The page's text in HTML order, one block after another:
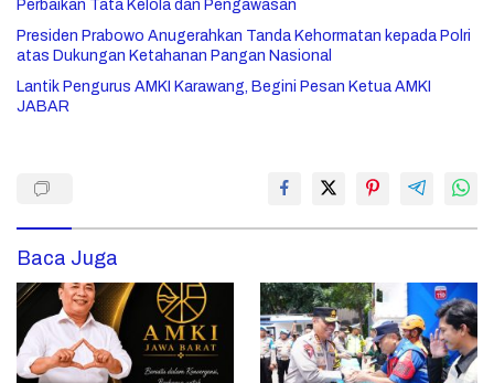
Perbaikan Tata Kelola dan Pengawasan
Presiden Prabowo Anugerahkan Tanda Kehormatan kepada Polri
atas Dukungan Ketahanan Pangan Nasional
Lantik Pengurus AMKI Karawang, Begini Pesan Ketua AMKI
JABAR
Baca Juga